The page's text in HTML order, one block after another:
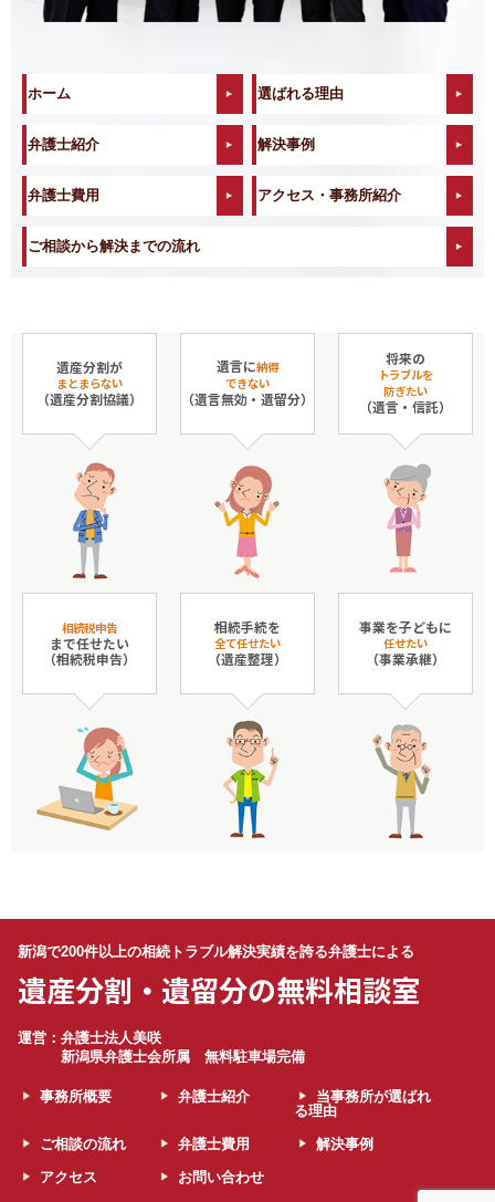
ホーム 選ばれる理由
弁護士紹介 解決事例
弁護士費用 アクセス・事務所紹介
ご相談から解決までの流れ
遺産分割が
まとまらない
（遺産分割協議）
遺言に納得
できない
（遺言無効・遺留分）
将来の
トラブルを
防ぎたい
（遺言・信託）
相続税申告
まで任せたい
（相続税申告）
相続手続を
全て任せたい
（遺産整理）
事業を子どもに
任せたい
（事業承継）
新潟で200件以上の相続トラブル解決実績を誇る弁護士による
遺産分割・遺留分の無料相談室
運営：弁護士法人美咲
新潟県弁護士会所属 無料駐車場完備
事務所概要 弁護士紹介
当事務所が選ばれ
る理由
ご相談の流れ
弁護士費用
解決事例
アクセス
お問い合わせ